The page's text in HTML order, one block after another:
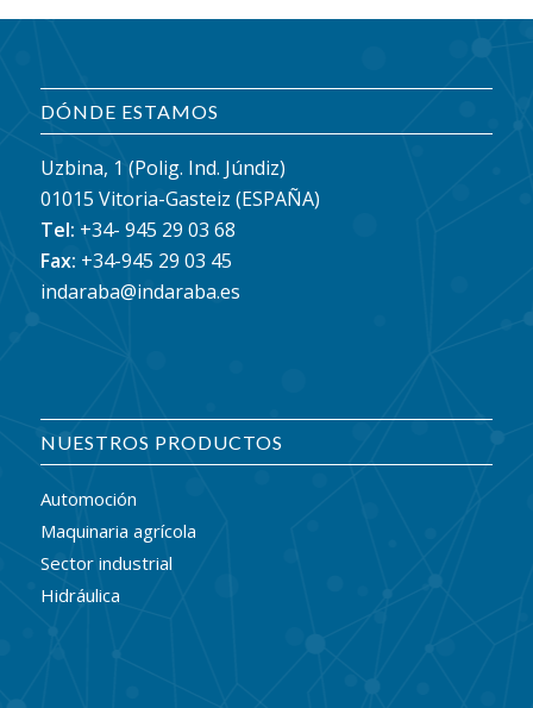
DÓNDE ESTAMOS
Uzbina, 1 (Polig. Ind. Júndiz)
01015 Vitoria-Gasteiz (ESPAÑA)
Tel: +34- 945 29 03 68
Fax: +34-945 29 03 45
indaraba@indaraba.es
NUESTROS PRODUCTOS
Automoción
Maquinaria agrícola
Sector industrial
Hidráulica